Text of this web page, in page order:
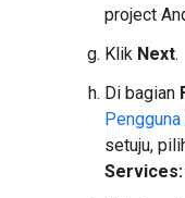
project
Klik Next.
Di bagian
setuju,